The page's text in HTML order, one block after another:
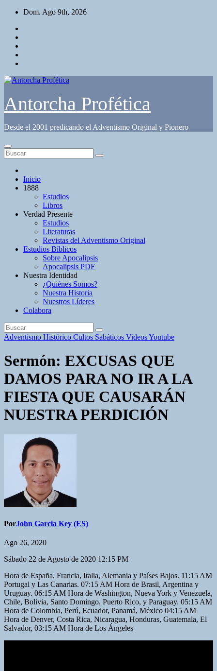
Saltar
contenido
Dom. Ago 9th, 2026
Antorcha Profética
Desde el 2001 predicando el Adventismo Original y Pionero
Inicio
1888
Estudios
Libros
Verdad Presente
Estudios
Literaturas
Revistas del Adventismo Original
Estudios Bíblicos
Sobre Apocalipsis
Apocalipsis PDF
Nuestra Identidad
¿Quiénes Somos?
Nuestra Historia
Nuestros Líderes
Colabora
Adventismo Histórico Cultos Sabáticos Videos Youtube
Sermón: EXCUSAS QUE
DAMOS PARA NO IR A LA
FIESTA QUE CAUSARÁN
NUESTRA PERDICIÓN
PorJohn Garcia Key (ES)
Ago 26, 2020
Sábado 22 de Agosto de 2020 12:15 PM
Hora de España, Francia, Italia, Alemania y Países Bajos. 11:15 AM
Portugal y Las Canarias. 07:15 AM Hora de Brasil, Argentina y
Uruguay. 06:15 AM Hora de Washington, Nueva York y Venezuela,
Chile, Bolivia, Santo Domingo, Puerto Rico, y Paraguay. 05:15 AM
Hora de Colombia, Perú, Ecuador, Panamá, México 04:15 AM
Hora de Denver, Costa Rica, Nicaragua, Honduras, Guatemala, El
Salvador, 03:15 AM Hora de Los Ángeles